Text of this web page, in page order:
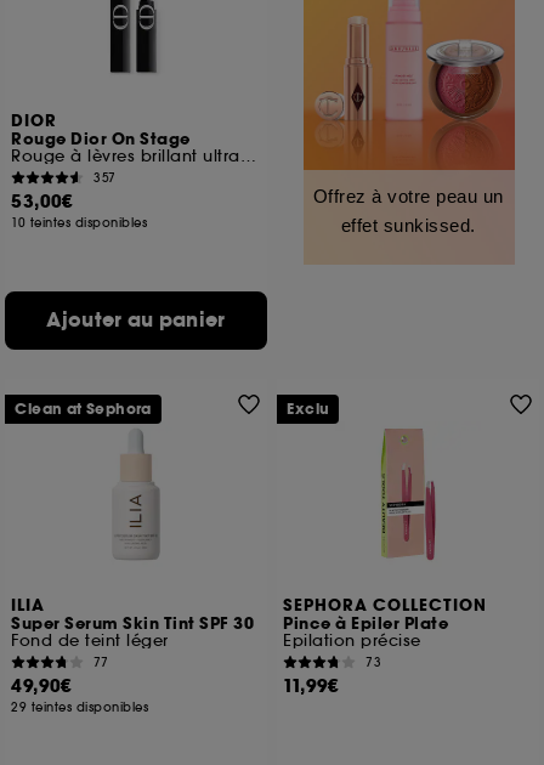
DIOR
Rouge Dior On Stage
Rouge à lèvres brillant ultra longue tenue
357
53,00€
10 teintes disponibles
Ajouter au panier
Offrez à votre peau un
effet sunkissed.
ILIA
Super Serum Skin Tint SPF 30
Fond de teint léger
77
49,90€
29 teintes disponibles
Clean at Sephora
SEPHORA COLLECTION
Pince à Epiler Plate
Epilation précise
73
11,99€
Exclu